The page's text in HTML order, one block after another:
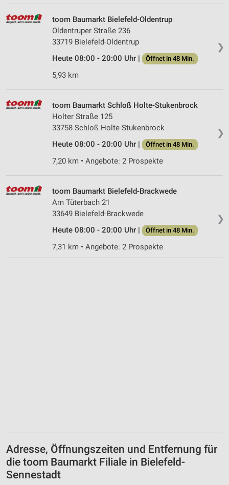
❯
toom Baumarkt Bielefeld-Oldentrup
Oldentruper Straße 236
33719 Bielefeld-Oldentrup
Heute 08:00 - 20:00 Uhr |
Öffnet in 48 Min.
5,93 km
❯
toom Baumarkt Schloß Holte-Stukenbrock
Holter Straße 125
33758 Schloß Holte-Stukenbrock
Heute 08:00 - 20:00 Uhr |
Öffnet in 48 Min.
7,20 km • Angebote: 2 Prospekte
❯
toom Baumarkt Bielefeld-Brackwede
Am Tüterbach 21
33649 Bielefeld-Brackwede
Heute 08:00 - 20:00 Uhr |
Öffnet in 48 Min.
7,31 km • Angebote: 2 Prospekte
Adresse, Öffnungszeiten und Entfernung für
die toom Baumarkt Filiale in Bielefeld-
Sennestadt
Analyse von Zielgruppen durch Statistiken oder
Kombinationen von Daten aus verschiedenen
Entwicklung und Verbesserung der Angebote
Verwendung reduzierter Daten zur Auswahl von
IAB-Besonderheiten:
Verwendung genauer Standortdaten
Informationen identifizieren
Nicht-IAB-Verarbeitungszwecke:
Performance